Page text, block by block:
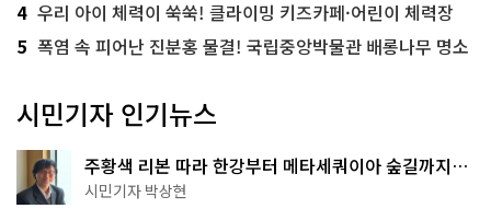
4 우리 아이 체력이 쑥쑥! 클라이밍 키즈카페·어린이 체력장
5 폭염 속 피어난 진분홍 물결! 국립중앙박물관 배롱나무 명소
시민기자 인기뉴스
주황색 리본 따라 한강부터 메타세쿼이아 숲길까지…
서울둘레길 15코스
시민기자 박상현